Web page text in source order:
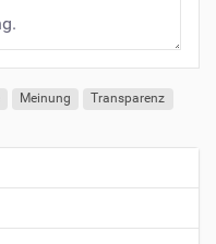
denn schon
Meinung
Transparenz